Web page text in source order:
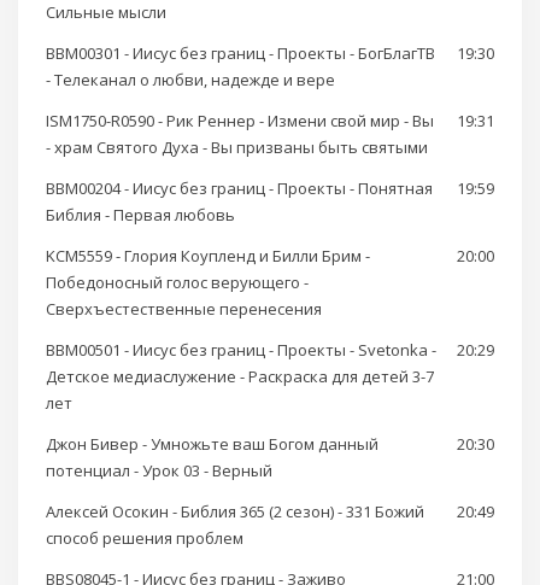
Сильные мысли
BBM00301 - Иисус без границ - Проекты - БогБлагТВ
- Телеканал о любви, надежде и вере
19:30
ISM1750-R0590 - Рик Реннер - Измени свой мир - Вы
- храм Святого Духа - Вы призваны быть святыми
19:31
BBM00204 - Иисус без границ - Проекты - Понятная
Библия - Первая любовь
19:59
KCM5559 - Глория Коупленд и Билли Брим -
Победоносный голос верующего -
Cверхъестественные перенесения
20:00
BBM00501 - Иисус без границ - Проекты - Svetonka -
Детское медиаслужение - Раскраска для детей 3-7
лет
20:29
Джон Бивер - Умножьте ваш Богом данный
потенциал - Урок 03 - Верный
20:30
Алексей Осокин - Библия 365 (2 сезон) - 331 Божий
способ решения проблем
20:49
BBS08045-1 - Иисус без границ - Заживо
21:00